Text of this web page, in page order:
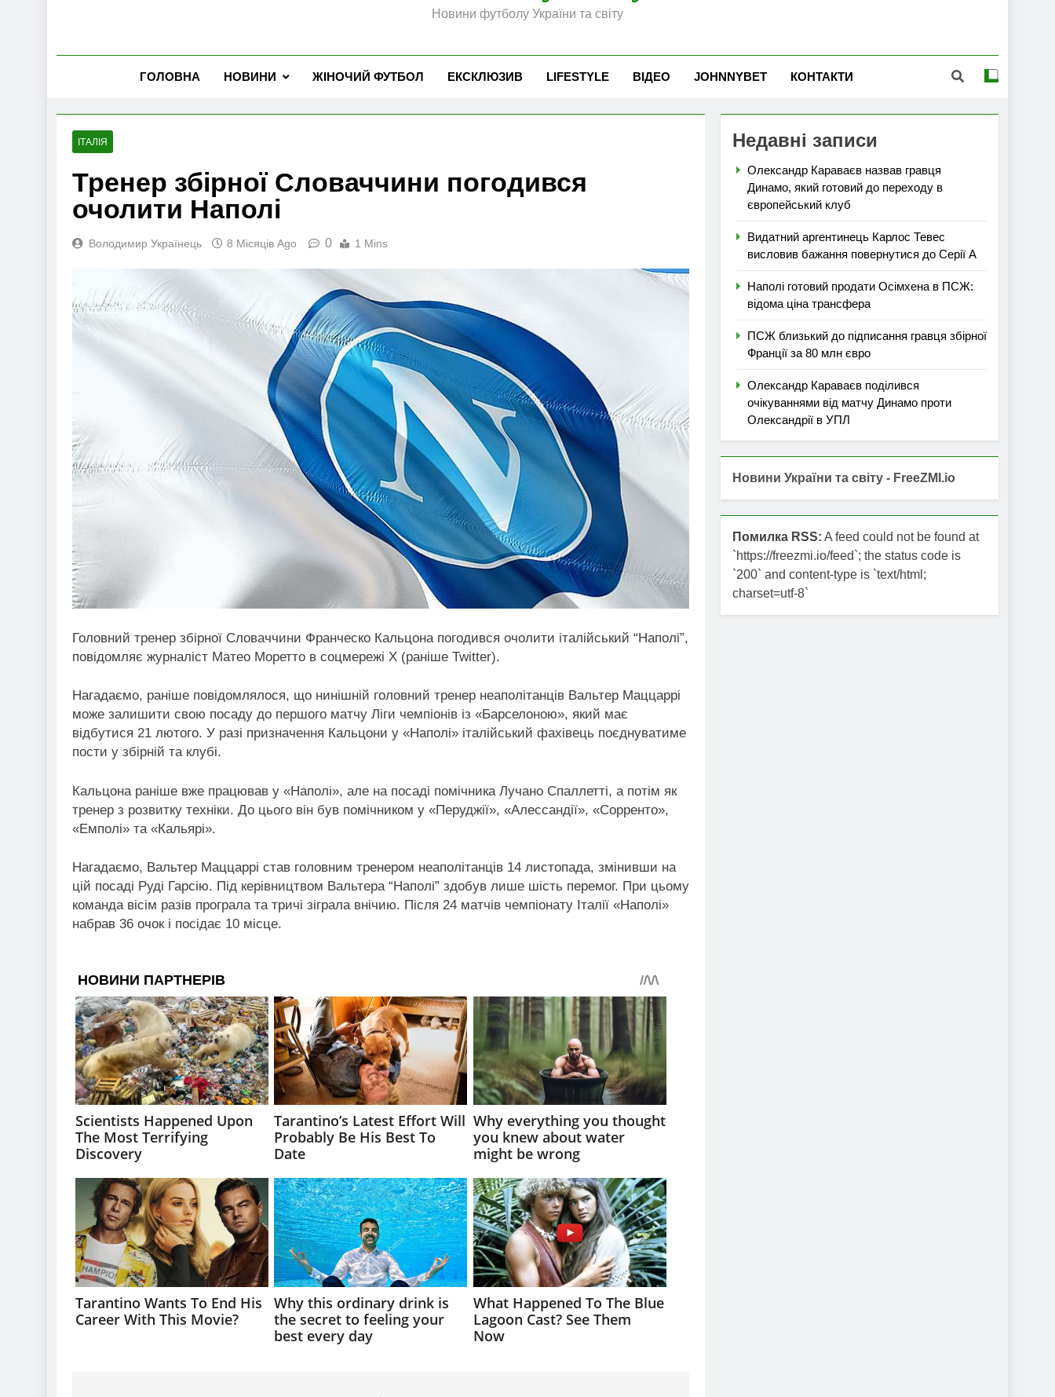
Новини футболу України та світу
ГОЛОВНА НОВИНИ ЖІНОЧИЙ ФУТБОЛ ЕКСКЛЮЗИВ LIFESTYLE ВІДЕО JOHNNYBET КОНТАКТИ
ІТАЛІЯ
Тренер збірної Словаччини погодився
очолити Наполі
Володимир Українець 8 Місяців Ago 0 1 Mins
Головний тренер збірної Словаччини Франческо Кальцона погодився очолити італійський “Наполі”,
повідомляє журналіст Матео Моретто в соцмережі Х (раніше Twitter).
Нагадаємо, раніше повідомлялося, що нинішній головний тренер неаполітанців Вальтер Маццаррі
може залишити свою посаду до першого матчу Ліги чемпіонів із «Барселоною», який має
відбутися 21 лютого. У разі призначення Кальцони у «Наполі» італійський фахівець поєднуватиме
пости у збірній та клубі.
Кальцона раніше вже працював у «Наполі», але на посаді помічника Лучано Спаллетті, а потім як
тренер з розвитку техніки. До цього він був помічником у «Перуджії», «Алессандії», «Сорренто»,
«Емполі» та «Кальярі».
Нагадаємо, Вальтер Маццаррі став головним тренером неаполітанців 14 листопада, змінивши на
цій посаді Руді Гарсію. Під керівництвом Вальтера “Наполі” здобув лише шість перемог. При цьому
команда вісім разів програла та тричі зіграла внічию. Після 24 матчів чемпіонату Італії «Наполі»
набрав 36 очок і посідає 10 місце.
Недавні записи
Олександр Караваєв назвав гравця
Динамо, який готовий до переходу в
європейський клуб
Видатний аргентинець Карлос Тевес
висловив бажання повернутися до Серії А
Наполі готовий продати Осімхена в ПСЖ:
відома ціна трансфера
ПСЖ близький до підписання гравця збірної
Франції за 80 млн євро
Олександр Караваєв поділився
очікуваннями від матчу Динамо проти
Олександрії в УПЛ
Новини України та світу - FreeZMI.io
Помилка RSS: A feed could not be found at
`https://freezmi.io/feed`; the status code is
`200` and content-type is `text/html;
charset=utf-8`